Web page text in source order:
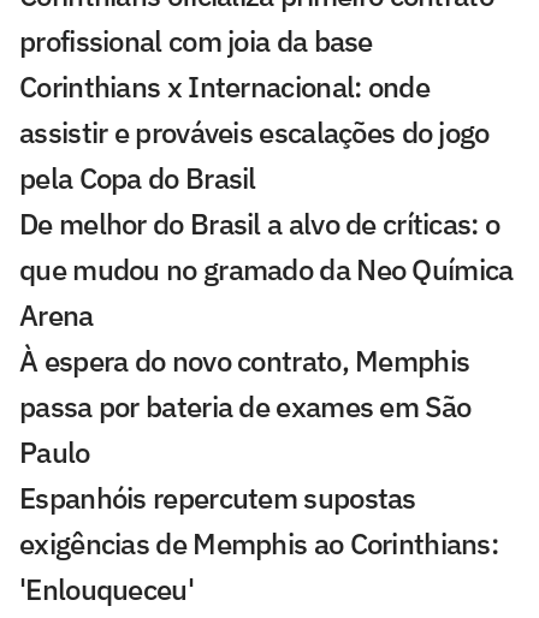
profissional com joia da base
Corinthians x Internacional: onde
assistir e prováveis escalações do jogo
pela Copa do Brasil
De melhor do Brasil a alvo de críticas: o
que mudou no gramado da Neo Química
Arena
À espera do novo contrato, Memphis
passa por bateria de exames em São
Paulo
Espanhóis repercutem supostas
exigências de Memphis ao Corinthians:
'Enlouqueceu'